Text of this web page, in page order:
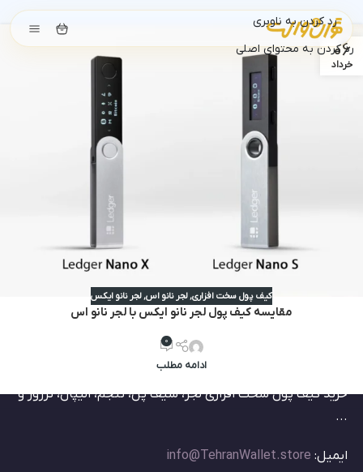
رد کردن به ناوبری
رد کردن به محتوای اصلی
06
خرداد
کیف پول سخت افزاری,لجر نانو اس,لجر نانو ایکس
مقایسه کیف پول لجر نانو ایکس با لجر نانو اس
0
ادامه مطلب
خرید کیف پول سخت افزاری لجر، سیف پل، تنجم، الیپال، ترزور و
...
ایمیل: info@TehranWallet.store